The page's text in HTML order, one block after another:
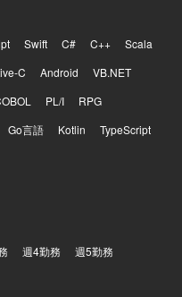
Swift C# C++
Scala
C Android
VB.NET
PL/I
RPG
Go言語 Kotlin
TypeScript
週4勤務 週5勤務